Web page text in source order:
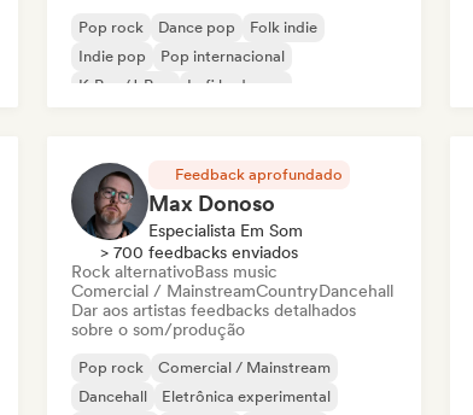
Pop rock Dance pop
Folk indie
Indie pop
Pop internacional
K-Pop/J-Pop
Lofi bedroom
Feedback aprofundado
Max Donoso
Especialista Em Som
> 700 feedbacks enviados
Rock alternativoBass music
Comercial / MainstreamCountryDancehall
Dar aos artistas feedbacks detalhados
sobre o som/produção
Pop rock
Comercial / Mainstream
Dancehall
Eletrônica experimental